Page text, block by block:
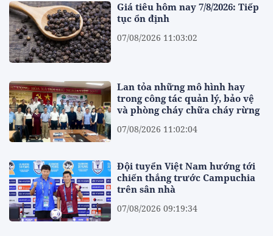
Giá tiêu hôm nay 7/8/2026: Tiếp
tục ổn định
07/08/2026 11:03:02
Lan tỏa những mô hình hay
trong công tác quản lý, bảo vệ
và phòng cháy chữa cháy rừng
07/08/2026 11:02:04
Đội tuyển Việt Nam hướng tới
chiến thắng trước Campuchia
trên sân nhà
07/08/2026 09:19:34